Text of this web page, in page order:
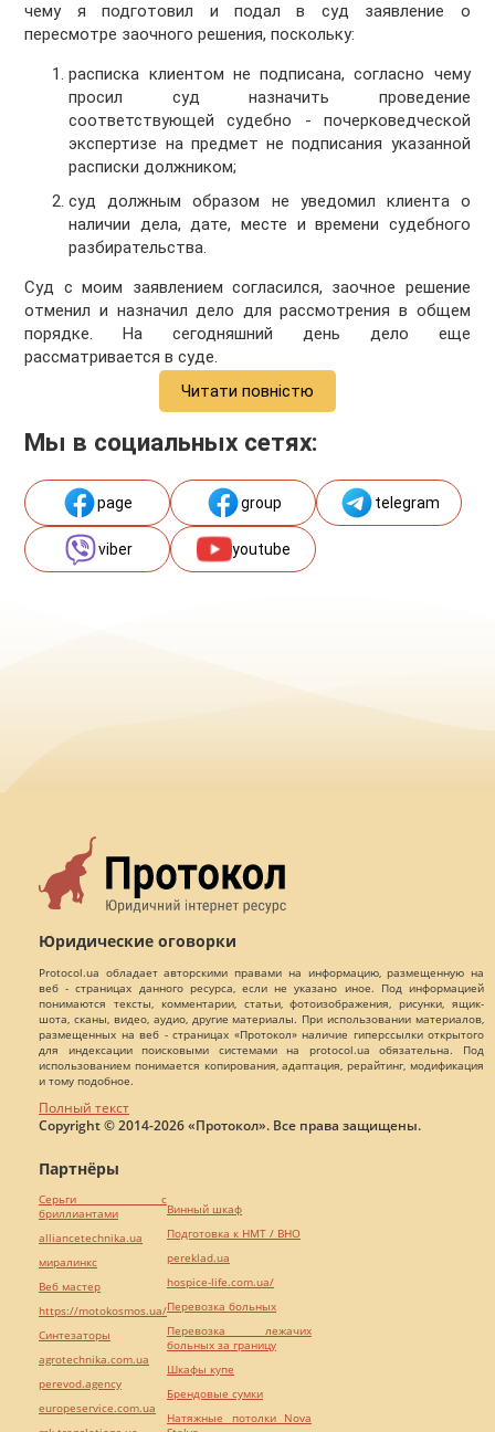
чему я подготовил и подал в суд заявление о
пересмотре заочного решения, поскольку:
расписка клиентом не подписана, согласно чему
просил суд назначить проведение
соответствующей судебно - почерковедческой
экспертизе на предмет не подписания указанной
расписки должником;
суд должным образом не уведомил клиента о
наличии дела, дате, месте и времени судебного
разбирательства.
Суд с моим заявлением согласился, заочное решение
отменил и назначил дело для рассмотрения в общем
порядке. На сегодняшний день дело еще
рассматривается в суде.
Читати повністю
Мы в социальных сетях:
page group telegram
viber youtube
Юридические оговорки
Protocol.ua обладает авторскими правами на информацию, размещенную на
веб - страницах данного ресурса, если не указано иное. Под информацией
понимаются тексты, комментарии, статьи, фотоизображения, рисунки, ящик-
шота, сканы, видео, аудио, другие материалы. При использовании материалов,
размещенных на веб - страницах «Протокол» наличие гиперссылки открытого
для индексации поисковыми системами на protocol.ua обязательна. Под
использованием понимается копирования, адаптация, рерайтинг, модификация
и тому подобное.
Полный текст
Copyright © 2014-2026 «Протокол». Все права защищены.
Партнёры
Серьги с
бриллиантами
alliancetechnika.ua
миралинкс
Веб мастер
https://motokosmos.ua/
Синтезаторы
agrotechnika.com.ua
perevod.agency
europeservice.com.ua
Винный шкаф
Подготовка к НМТ / ВНО
pereklad.ua
hospice-life.com.ua/
Перевозка больных
Перевозка лежачих
больных за границу
Шкафы купе
Брендовые сумки
Натяжные потолки Nova